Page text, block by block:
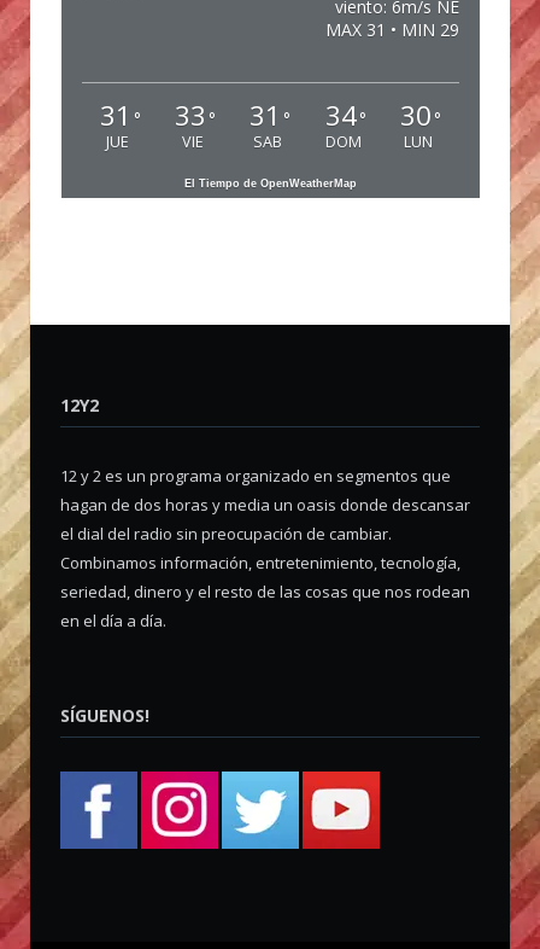
viento: 6m/s NE
MAX 31 • MIN 29
31 °
JUE
33 °
VIE
31 °
SAB
34°
DOM
30 °
LUN
El Tiempo de OpenWeatherMap
12Y2
12 y 2 es un programa organizado en segmentos que
hagan de dos horas y media un oasis donde descansar
el dial del radio sin preocupación de cambiar.
Combinamos información, entretenimiento, tecnología,
seriedad, dinero y el resto de las cosas que nos rodean
en el día a día.
SÍGUENOS!